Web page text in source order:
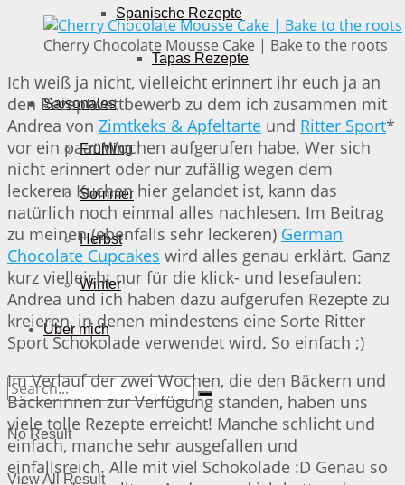
Spanische Rezepte
Tapas Rezepte
Saisonales
Frühling
Sommer
Herbst
Winter
Über mich
No Result
View All Result
Cherry Chocolate Mousse Cake | Bake to the roots
Ich weiß ja nicht, vielleicht erinnert ihr euch ja an
den Rezeptwettbewerb zu dem ich zusammen mit
Andrea von Zimtkeks & Apfeltarte und Ritter Sport*
vor ein paar Wochen aufgerufen habe. Wer sich
nicht erinnert oder nur zufällig wegen dem
leckeren Kuchen hier gelandet ist, kann das
natürlich noch einmal alles nachlesen. Im Beitrag
zu meinen (ebenfalls sehr leckeren) German
Chocolate Cupcakes wird alles genau erklärt. Ganz
kurz vielleicht nur für die klick- und lesefaulen:
Andrea und ich haben dazu aufgerufen Rezepte zu
kreieren, in denen mindestens eine Sorte Ritter
Sport Schokolade verwendet wird. So einfach ;)
Im Verlauf der zwei Wochen, die den Bäckern und
Bäckerinnen zur Verfügung standen, haben uns
viele tolle Rezepte erreicht! Manche schlicht und
einfach, manche sehr ausgefallen und
einfallsreich. Alle mit viel Schokolade :D Genau so